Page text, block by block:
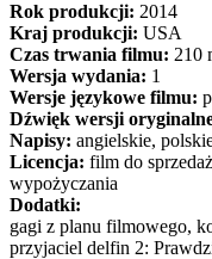
Rok produkcji: 2014
Kraj produkcji: USA
Czas trwania filmu: 210
Wersja wydania: 1
Wersje językowe filmu:
Dźwięk wersji
Napisy: angielskie,
Licencja: film do
wypożyczania
Dodatki:
gagi z planu filmowego,
przyjaciel delfin 2: